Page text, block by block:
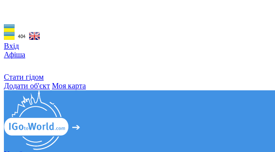
Вхід
Афіша
Стати гідом
Додати об'єкт Моя карта